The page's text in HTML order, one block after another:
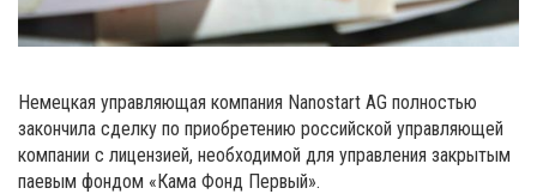
Немецкая управляющая компания Nanostart AG полностью
закончила сделку по приобретению российской управляющей
компании с лицензией, необходимой для управления закрытым
паевым фондом «Кама Фонд Первый».